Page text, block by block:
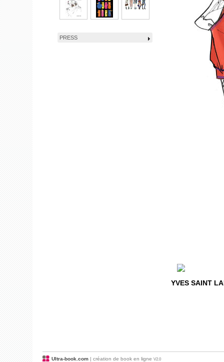
YVES SAINT
PRESS
Ultra-book.com | création de book en ligne V2.0